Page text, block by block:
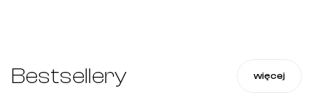
Bestsellery więcej